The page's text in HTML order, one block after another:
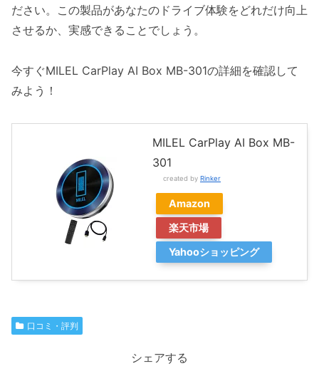
ださい。この製品があなたのドライブ体験をどれだけ向上
させるか、実感できることでしょう。
今すぐMILEL CarPlay AI Box MB-301の詳細を確認して
みよう！
MILEL CarPlay AI Box MB-
301
created by Rinker
Amazon
楽天市場
Yahooショッピング
口コミ・評判
シェアする